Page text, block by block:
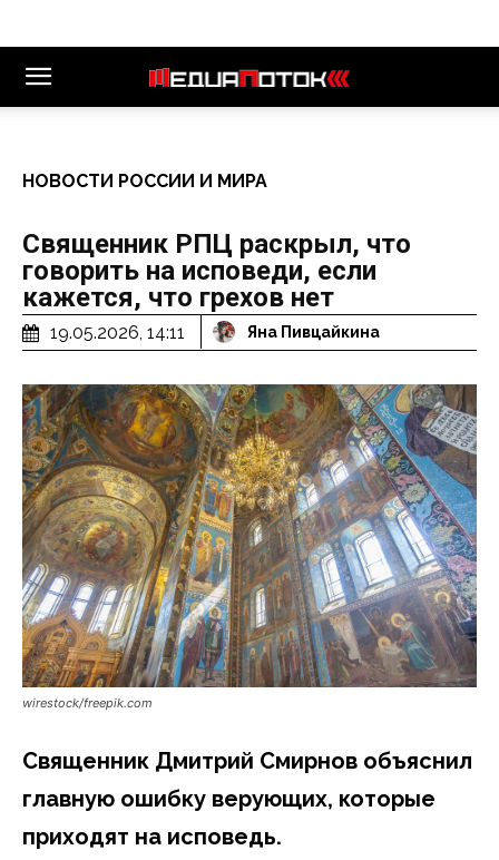
НОВОСТИ РОССИИ И МИРА
Священник РПЦ раскрыл, что
говорить на исповеди, если
кажется, что грехов нет
19.05.2026, 14:11 Яна Пивцайкина
wirestock/freepik.com
Священник Дмитрий Смирнов объяснил
главную ошибку верующих, которые
приходят на исповедь.